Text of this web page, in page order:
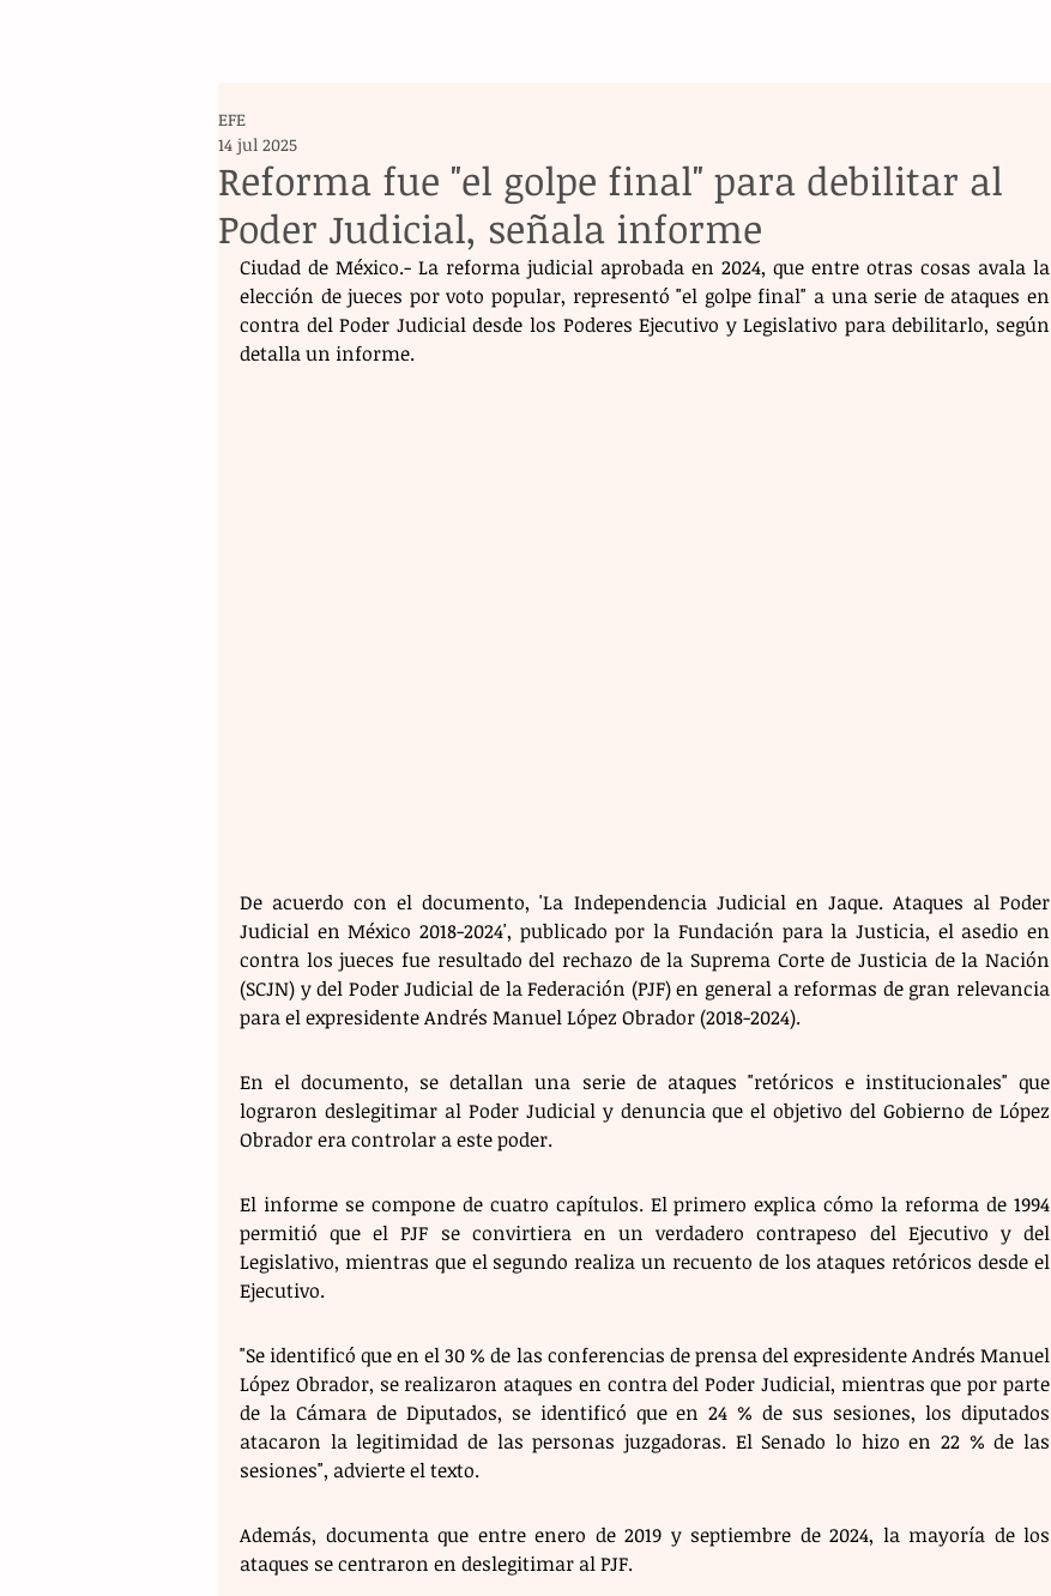
Reforma fue "el golpe final" para debilitar al
Poder Judicial, señala informe
EFE
14 jul 2025
Ciudad de México.- La reforma judicial aprobada en 2024, que entre otras cosas avala la
elección de jueces por voto popular, representó "el golpe final" a una serie de ataques en
contra del Poder Judicial desde los Poderes Ejecutivo y Legislativo para debilitarlo, según
detalla un informe.
De acuerdo con el documento, 'La Independencia Judicial en Jaque. Ataques al Poder
Judicial en México 2018-2024', publicado por la Fundación para la Justicia, el asedio en
contra los jueces fue resultado del rechazo de la Suprema Corte de Justicia de la Nación
(SCJN) y del Poder Judicial de la Federación (PJF) en general a reformas de gran relevancia
para el expresidente Andrés Manuel López Obrador (2018-2024).
En el documento, se detallan una serie de ataques "retóricos e institucionales" que
lograron deslegitimar al Poder Judicial y denuncia que el objetivo del Gobierno de López
Obrador era controlar a este poder.
El informe se compone de cuatro capítulos. El primero explica cómo la reforma de 1994
permitió que el PJF se convirtiera en un verdadero contrapeso del Ejecutivo y del
Legislativo, mientras que el segundo realiza un recuento de los ataques retóricos desde el
Ejecutivo.
"Se identificó que en el 30 % de las conferencias de prensa del expresidente Andrés Manuel
López Obrador, se realizaron ataques en contra del Poder Judicial, mientras que por parte
de la Cámara de Diputados, se identificó que en 24 % de sus sesiones, los diputados
atacaron la legitimidad de las personas juzgadoras. El Senado lo hizo en 22 % de las
sesiones", advierte el texto.
Además, documenta que entre enero de 2019 y septiembre de 2024, la mayoría de los
ataques se centraron en deslegitimar al PJF.